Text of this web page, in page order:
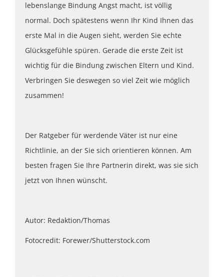
lebenslange Bindung Angst macht, ist völlig
normal. Doch spätestens wenn Ihr Kind Ihnen das
erste Mal in die Augen sieht, werden Sie echte
Glücksgefühle spüren. Gerade die erste Zeit ist
wichtig für die Bindung zwischen Eltern und Kind.
Verbringen Sie deswegen so viel Zeit wie möglich
zusammen!
Der Ratgeber für werdende Väter ist nur eine
Richtlinie, an der Sie sich orientieren können. Am
besten fragen Sie Ihre Partnerin direkt, was sie sich
jetzt von Ihnen wünscht.
Autor: Redaktion/Thomas
Fotocredit: Forewer/Shutterstock.com